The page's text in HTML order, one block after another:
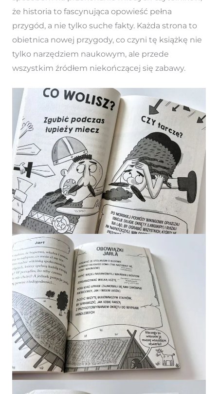
że historia to fascynująca opowieść pełna
przygód, a nie tylko suche fakty. Każda strona to
obietnica nowej przygody, co czyni tę książkę nie
tylko narzędziem naukowym, ale przede
wszystkim źródłem niekończącej się zabawy.